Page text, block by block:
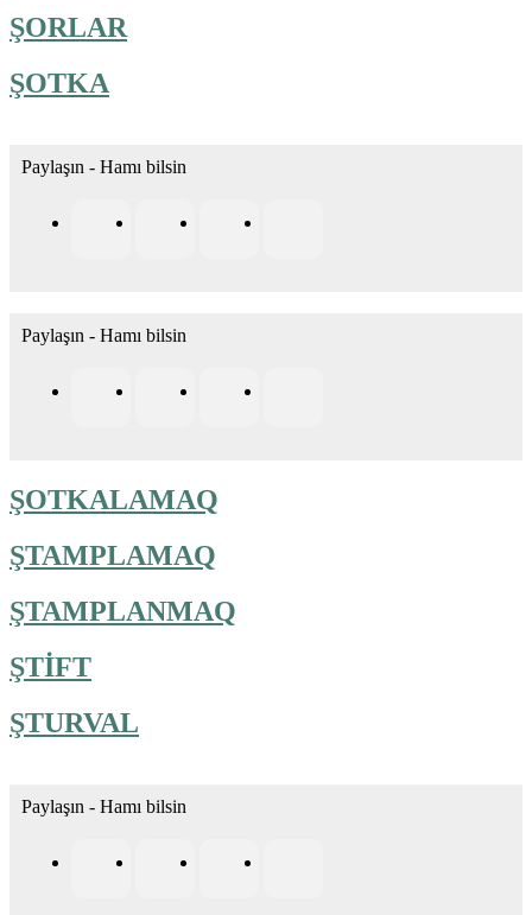
ŞORLAR
ŞOTKA
Paylaşın - Hamı bilsin
Paylaşın - Hamı bilsin
ŞOTKALAMAQ
ŞTAMPLAMAQ
ŞTAMPLANMAQ
ŞTİFT
ŞTURVAL
Paylaşın - Hamı bilsin